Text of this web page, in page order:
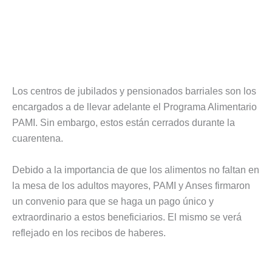
Los centros de jubilados y pensionados barriales son los
encargados a de llevar adelante el Programa Alimentario
PAMI. Sin embargo, estos están cerrados durante la
cuarentena.
Debido a la importancia de que los alimentos no faltan en
la mesa de los adultos mayores, PAMI y Anses firmaron
un convenio para que se haga un pago único y
extraordinario a estos beneficiarios. El mismo se verá
reflejado en los recibos de haberes.